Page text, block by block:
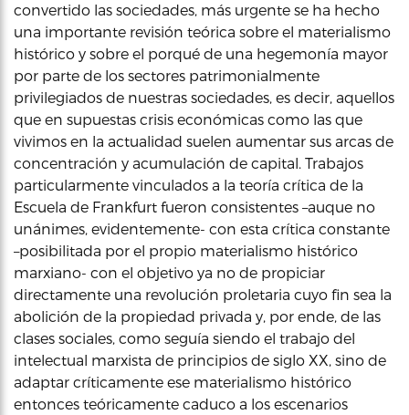
convertido las sociedades, más urgente se ha hecho
una importante revisión teórica sobre el materialismo
histórico y sobre el porqué de una hegemonía mayor
por parte de los sectores patrimonialmente
privilegiados de nuestras sociedades, es decir, aquellos
que en supuestas crisis económicas como las que
vivimos en la actualidad suelen aumentar sus arcas de
concentración y acumulación de capital. Trabajos
particularmente vinculados a la teoría crítica de la
Escuela de Frankfurt fueron consistentes –auque no
unánimes, evidentemente- con esta crítica constante
–posibilitada por el propio materialismo histórico
marxiano- con el objetivo ya no de propiciar
directamente una revolución proletaria cuyo fin sea la
abolición de la propiedad privada y, por ende, de las
clases sociales, como seguía siendo el trabajo del
intelectual marxista de principios de siglo XX, sino de
adaptar críticamente ese materialismo histórico
entonces teóricamente caduco a los escenarios